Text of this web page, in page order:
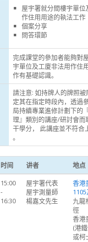
屋宇署就分間樓宇單位
作住用用途的執法工作
個案分享
問答環節
完成課堂的參加者能夠對
宇單位及工廈非法用作住
作有基礎認識。
請注意: 如持牌人的牌照
定其在指定時段內，透過
局持續專業進修計劃下的
理』類別的講座/研討會而
干學分， 此講座並不符合
。
时间 讲者
地点
15:00
-
16:30
屋宇署代表
屋宇測量師
楊嘉文先生
香港
九龍
徑
香港
(港
或柯